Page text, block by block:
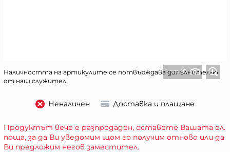
1 от 10
Наличността на артикулите се потвърждава допълнително
от наш служител.
Неналичен Доставка и плащане
Продуктът вече е разпродаден, оставете Вашата ел.
поща, за да Ви уведомим щом го получим отново или да
Ви предложим негов заместител.